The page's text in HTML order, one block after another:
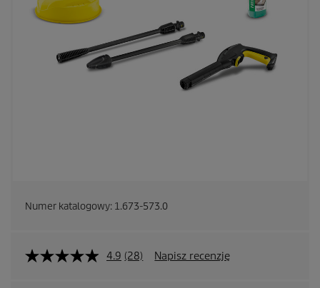
Numer katalogowy: 1.673-573.0
4.9 (28) Napisz recenzję